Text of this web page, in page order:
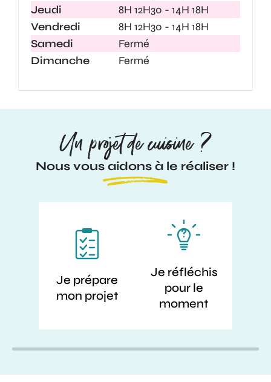
Jeudi
8H 12H30 - 14H 18H
Vendredi
8H 12H30 - 14H 18H
Samedi
Fermé
Dimanche
Fermé
Un projet de cuisine ?
Nous vous aidons à le réaliser !
Je prépare
mon projet
Je réfléchis
pour le
moment